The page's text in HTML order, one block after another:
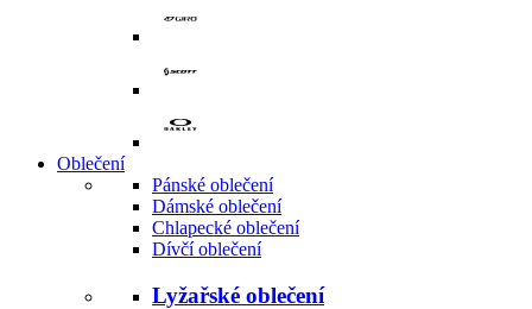
Oblečení
Pánské oblečení
Dámské oblečení
Chlapecké oblečení
Dívčí oblečení
Lyžařské oblečení